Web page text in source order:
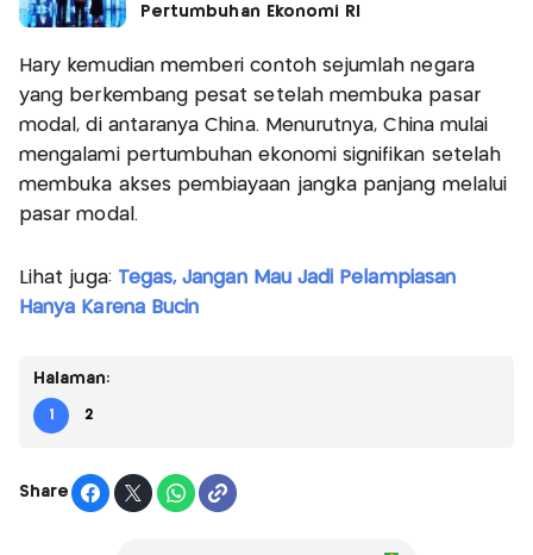
Pertumbuhan Ekonomi RI
Hary kemudian memberi contoh sejumlah negara
yang berkembang pesat setelah membuka pasar
modal, di antaranya China. Menurutnya, China mulai
mengalami pertumbuhan ekonomi signifikan setelah
membuka akses pembiayaan jangka panjang melalui
pasar modal.
Lihat juga: Tegas, Jangan Mau Jadi Pelampiasan
Hanya Karena Bucin
Halaman:
1 2
Share